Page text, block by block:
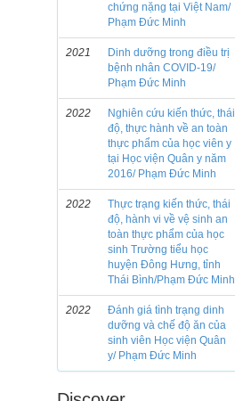
chứng nặng tại Việt Nam/
Phạm Đức Minh
2021
Dinh dưỡng trong điều trị
bệnh nhân COVID-19/
Phạm Đức Minh
2022
Nghiên cứu kiến thức, thái
độ, thực hành về an toàn
thực phẩm của học viên y
tại Học viện Quân y năm
2016/ Phạm Đức Minh
2022
Thực trạng kiến thức, thái
độ, hành vi về vệ sinh an
toàn thực phẩm của học
sinh Trường tiểu học
huyện Đông Hưng, tỉnh
Thái Bình/Phạm Đức Minh
2022
Đánh giá tình trạng dinh
dưỡng và chế độ ăn của
sinh viên Học viện Quân
y/ Phạm Đức Minh